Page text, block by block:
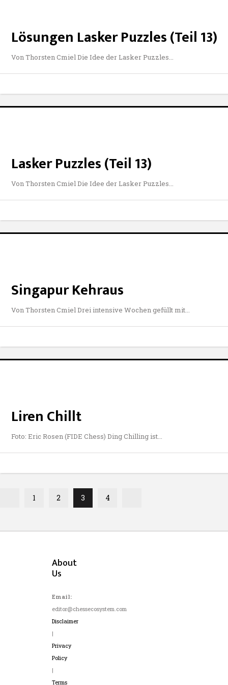
Lösungen Lasker Puzzles (Teil 13)
Von Thorsten Cmiel Die Idee der Lasker Puzzles
Lasker Puzzles (Teil 13)
Von Thorsten Cmiel Die Idee der Lasker Puzzles
Singapur Kehraus
Von Thorsten Cmiel Drei intensive Wochen gefüllt mit
Liren Chillt
Foto: Eric Rosen (FIDE Chess) Ding Chilling ist
1 2 3 4
About
Us
Email:
editor@chessecosystem.com
Disclaimer
|
Privacy
Policy
|
Terms